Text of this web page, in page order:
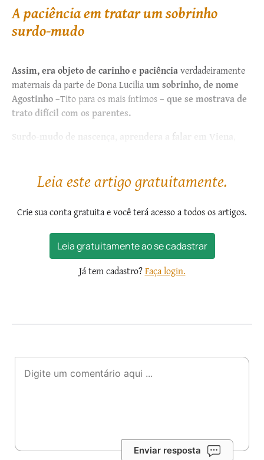
A paciência em tratar um sobrinho
surdo-mudo
Assim, era objeto de carinho e paciênciaverdadeiramente
maternais da parte de Dona Luciliaum sobrinho, de nome
Agostinho–Tito para os mais íntimos – que se mostrava de
trato difícil com os parentes.
Surdo-mudo de nascença, aprendera a falar em Viena
Leia este artigo gratuitamente.
Crie sua conta gratuita e você terá acesso a todos os artigos.
Leia gratuitamente ao se cadastrar
Já tem cadastro?Faça login.
Enviar resposta